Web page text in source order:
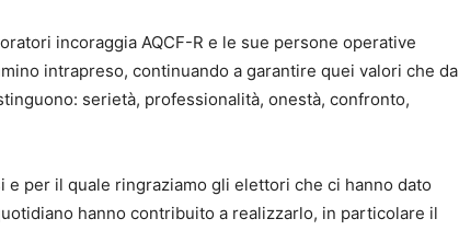
incoraggia AQCF-R e le sue persone operative
intrapreso, continuando a garantire quei valori che da
serietà, professionalità, onestà, confronto,
e per il quale ringraziamo gli elettori che ci hanno dato
hanno contribuito a realizzarlo, in particolare il